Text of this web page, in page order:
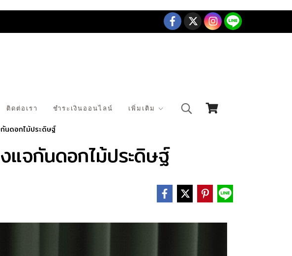
ติดต่อเรา ชำระเงินออนไลน์ เพิ่มเติม
นดอกไม้ประดิษฐ์
แจกันดอกไม้ประดิษฐ์